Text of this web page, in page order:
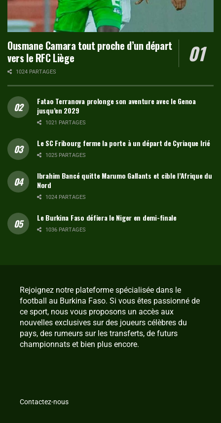
Ousmane Camara tout proche d’un départ
vers le RFC Liège
1024 PARTAGES
Fatao Terranova prolonge son aventure avec le Genoa
jusqu’en 2029
1021 PARTAGES
Le SC Fribourg ferme la porte à un départ de Cyriaque Irié
1025 PARTAGES
Ibrahim Bancé quitte Marumo Gallants et cible l’Afrique du
Nord
1024 PARTAGES
Le Burkina Faso défiera le Niger en demi-finale
1036 PARTAGES
Rejoignez notre plateforme spécialisée dans le
football au Burkina Faso. Si vous êtes passionné de
ce sport, nous vous proposons un accès aux
nouvelles exclusives sur des joueurs célèbres du
pays, des rumeurs sur les transferts, de futurs
championnats et bien plus encore.
Contactez-nous